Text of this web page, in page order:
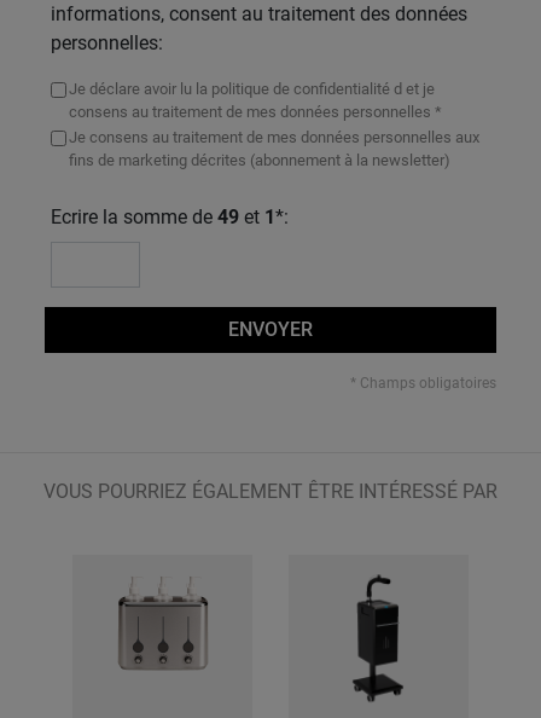
informations, consent au traitement des données
personnelles:
Je déclare avoir lu la politique de confidentialité d et je
consens au traitement de mes données personnelles *
Je consens au traitement de mes données personnelles aux
fins de marketing décrites (abonnement à la newsletter)
Ecrire la somme de49 et 1*:
ENVOYER
* Champs obligatoires
VOUS POURRIEZ ÉGALEMENT ÊTRE INTÉRESSÉ PAR